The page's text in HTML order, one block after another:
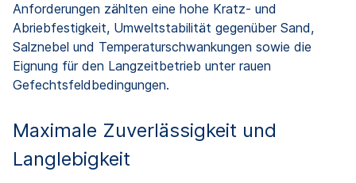
Anforderungen zählten eine hohe Kratz- und
Abriebfestigkeit, Umweltstabilität gegenüber Sand,
Salznebel und Temperaturschwankungen sowie die
Eignung für den Langzeitbetrieb unter rauen
Gefechtsfeldbedingungen.
Maximale Zuverlässigkeit und
Langlebigkeit